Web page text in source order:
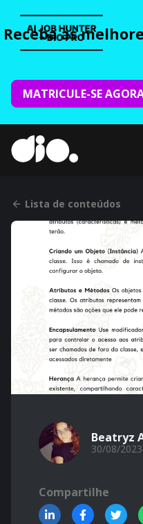
Receba as
MATRICULE-SE
Lista de conteúdos
Beatryz
30/08/
Compartilhe